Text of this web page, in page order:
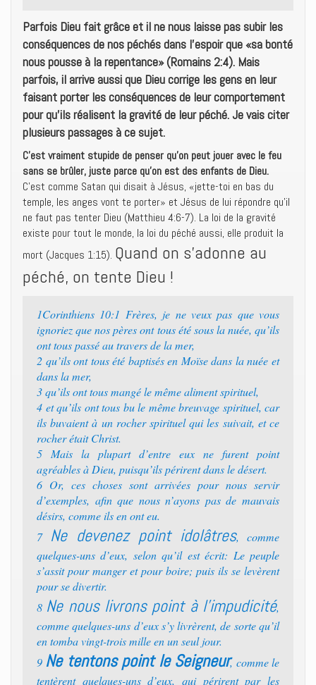
Parfois Dieu fait grâce et il ne nous laisse pas subir les
conséquences de nos péchés dans l’espoir que «sa bonté
nous pousse à la repentance» (Romains 2:4). Mais
parfois, il arrive aussi que Dieu corrige les gens en leur
faisant porter les conséquences de leur comportement
pour qu’ils réalisent la gravité de leur péché. Je vais citer
plusieurs passages à ce sujet.
C’est vraiment stupide de penser qu’on peut jouer avec le feu
sans se brûler, juste parce qu’on est des enfants de Dieu.
C’est comme Satan qui disait à Jésus, «jette-toi en bas du
temple, les anges vont te porter» et Jésus de lui répondre qu’il
ne faut pas tenter Dieu (Matthieu 4:6-7). La loi de la gravité
existe pour tout le monde, la loi du péché aussi, elle produit la
mort (Jacques 1:15). Quand on s’adonne au
péché, on tente Dieu !
1Corinthiens 10:1 Frères, je ne veux pas que vous
ignoriez que nos pères ont tous été sous la nuée, qu’ils
ont tous passé au travers de la mer,
2 qu’ils ont tous été baptisés en Moïse dans la nuée et
dans la mer,
3 qu’ils ont tous mangé le même aliment spirituel,
4 et qu’ils ont tous bu le même breuvage spirituel, car
ils buvaient à un rocher spirituel qui les suivait, et ce
rocher était Christ.
5 Mais la plupart d’entre eux ne furent point
agréables à Dieu, puisqu’ils périrent dans le désert.
6 Or, ces choses sont arrivées pour nous servir
d’exemples, afin que nous n’ayons pas de mauvais
désirs, comme ils en ont eu.
7 Ne devenez point idolâtres, comme
quelques-uns d’eux, selon qu’il est écrit: Le peuple
s’assit pour manger et pour boire; puis ils se levèrent
pour se divertir.
8 Ne nous livrons point à l’impudicité,
comme quelques-uns d’eux s’y livrèrent, de sorte qu’il
en tomba vingt-trois mille en un seul jour.
9 Ne tentons point le Seigneur, comme le
tentèrent quelques-uns d’eux, qui périrent par les